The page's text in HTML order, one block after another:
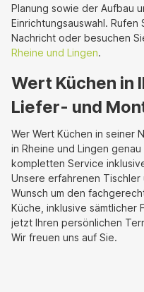
Planung sowie der Aufbau
Einrichtungsauswahl. Rufen
Nachricht oder besuchen
Rheine und Lingen.
Wert Küchen in
Liefer- und
Wer Wert Küchen in seiner
in Rheine und Lingen
kompletten Service
Unsere erfahrenen
Wunsch um den
Küche, inklusive sämtlicher
jetzt Ihren persönlichen
Wir freuen uns auf Sie.